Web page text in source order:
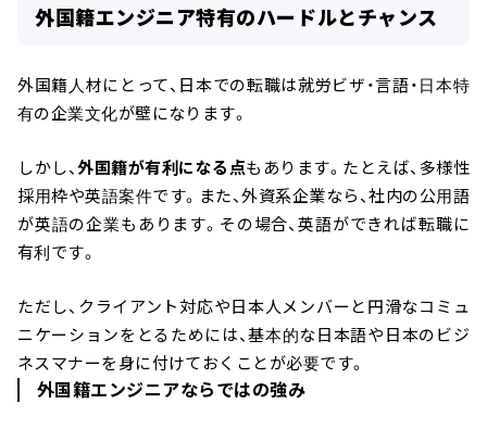
外国籍エンジニア特有のハードルとチャンス
外国籍人材にとって、日本での転職は就労ビザ・言語・日本特
有の企業文化が壁になります。
しかし、外国籍が有利になる点もあります。たとえば、多様性
採用枠や英語案件です。また、外資系企業なら、社内の公用語
が英語の企業もあります。その場合、英語ができれば転職に
有利です。
ただし、クライアント対応や日本人メンバーと円滑なコミュ
ニケーションをとるためには、基本的な日本語や日本のビジ
ネスマナーを身に付けておくことが必要です。
外国籍エンジニアならではの強み